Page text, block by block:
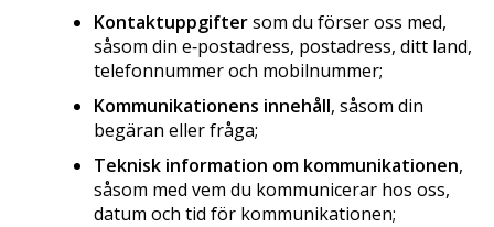
Kontaktuppgiftersom du förser oss med,
såsom din e‑postadress, postadress, ditt land,
telefonnummer och mobilnummer;
Kommunikationens innehåll, såsom din
begäran eller fråga;
Teknisk information om kommunikationen,
såsom med vem du kommunicerar hos oss,
datum och tid för kommunikationen;